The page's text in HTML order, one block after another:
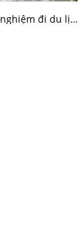
Tổng hợp những kinh nghiệm đi du lịch Chùa Hương đầy đủ nhất